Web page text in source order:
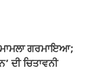
ਮਾਮਲਾ ਗਰਮਾਇਆ;
ਦੀ ਚਿਤਾਵਨੀ